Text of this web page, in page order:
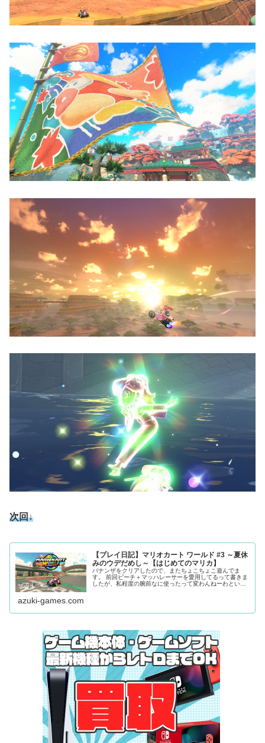
次回↓
【プレイ日記】マリオカート ワールド #3 ～夏休
みのウデだめし～【はじめてのマリカ】
バナンザをクリアしたので、またちょこちょこ遊んでま
す。 前回ピーチ＋マッハレーサーを愛用してるって書きま
したが、私程度の腕前なに使ったって変わんねーわという
azuki-games.com